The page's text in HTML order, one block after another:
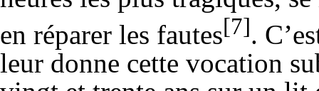
en réparer les fautes[7].
leur donne cette vocation